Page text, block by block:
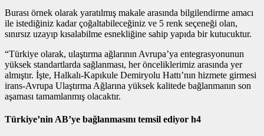
Burası örnek olarak yaratılmış makale arasında bilgilendirme amacı
ile istediğiniz kadar çoğaltabileceğiniz ve 5 renk seçeneği olan,
sınırsız uzayıp kısalabilme esnekliğine sahip yapıda bir kutucuktur.
“Türkiye olarak, ulaştırma ağlarının Avrupa’ya entegrasyonunun
yüksek standartlarda sağlanması, her önceliklerimiz arasında yer
almıştır. İşte, Halkalı-Kapıkule Demiryolu Hattı’nın hizmete girmesi
irans-Avrupa Ulaştırma Ağlarına yüksek kalitede bağlanmanın son
aşaması tamamlanmış olacaktır.
Türkiye’nin AB’ye bağlanmasını temsil ediyor h4